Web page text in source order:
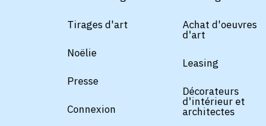
Tirages d'art
Noëlie
Presse
Connexion
Achat d'oeuvres
d'art
Leasing
Décorateurs
d'intérieur et
architectes